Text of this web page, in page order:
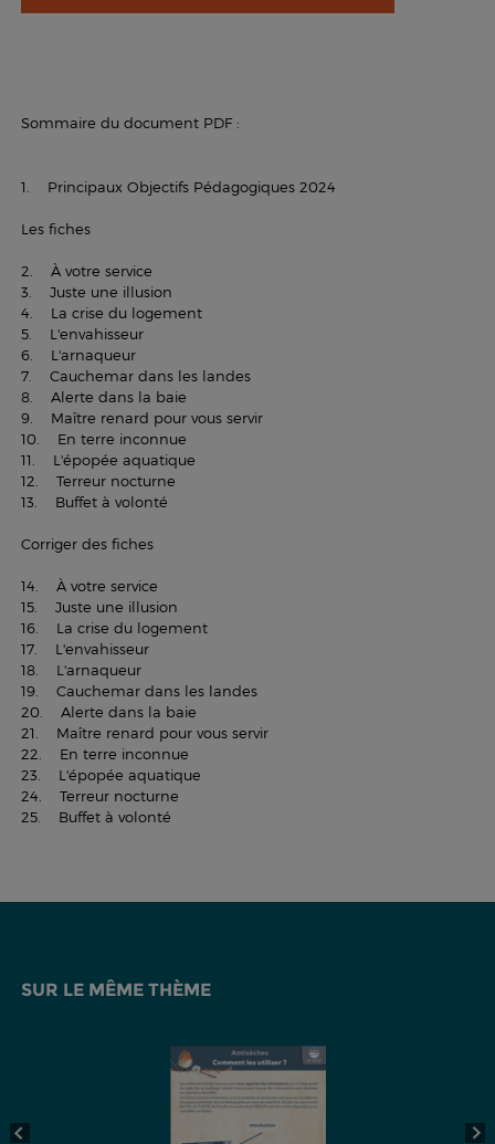
Sommaire du document PDF :
1. Principaux Objectifs Pédagogiques 2024
Les fiches
2. À votre service
3. Juste une illusion
4. La crise du logement
5. L'envahisseur
6. L'arnaqueur
7. Cauchemar dans les landes
8. Alerte dans la baie
9. Maître renard pour vous servir
10. En terre inconnue
11. L'épopée aquatique
12. Terreur nocturne
13. Buffet à volonté
Corriger des fiches
14. À votre service
15. Juste une illusion
16. La crise du logement
17. L'envahisseur
18. L'arnaqueur
19. Cauchemar dans les landes
20. Alerte dans la baie
21. Maître renard pour vous servir
22. En terre inconnue
23. L'épopée aquatique
24. Terreur nocturne
25. Buffet à volonté
SUR LE MÊME THÈME